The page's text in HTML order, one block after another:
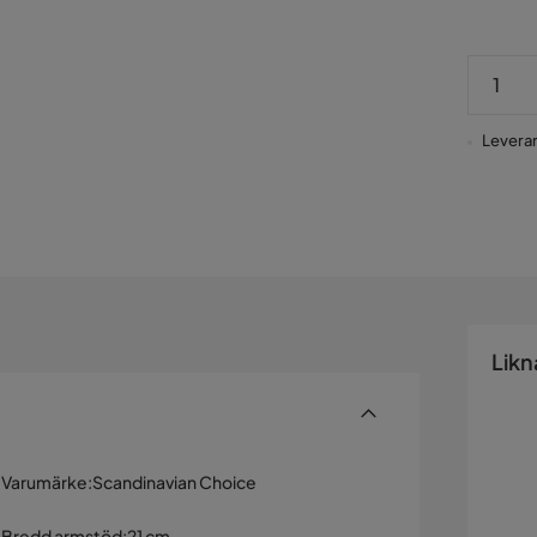
Varumärke:Scandinavian Choice